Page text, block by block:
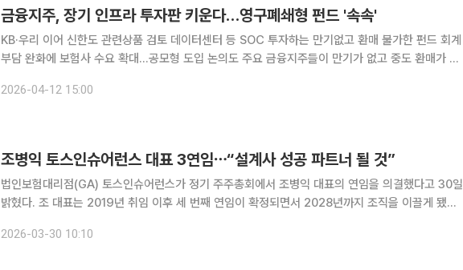
금융지주, 장기 인프라 투자판 키운다…영구폐쇄형 펀드 '속속'
KB·우리 이어 신한도 관련상품 검토 데이터센터 등 SOC 투자하는 만기없고 환매 불가한 펀드 회계
부담 완화에 보험사 수요 확대…공모형 도입 논의도 주요 금융지주들이 만기가 없고 중도 환매가 불
을 정비하면서 평가손익이 당기손익에 직접 반영되는 부담이 줄어들자
2026-04-12 15:00
조병익 토스인슈어런스 대표 3연임⋯“설계사 성공 파트너 될 것”
법인보험대리점(GA) 토스인슈어런스가 정기 주주총회에서 조병익 대표의 연임을 의결했다고 30일
밝혔다. 조 대표는 2019년 취임 이후 세 번째 연임이 확정되면서 2028년까지 조직을 이끌게 됐다.
에 육박한다. 평균 연령 30대 중심의 설계사 조직을 기
2026-03-30 10:10